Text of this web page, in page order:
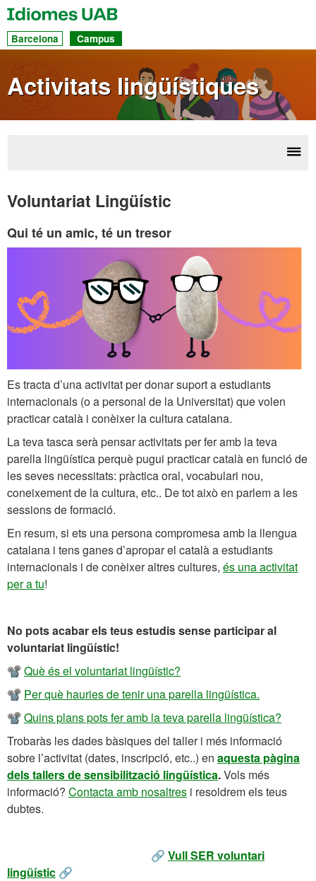
UAB
Barcelona Campus
Activitats lingüístiques
Voluntariat Lingüístic
Qui té un amic, té un tresor
Es tracta d’una activitat per donar suport a estudiants
internacionals (o a personal de la Universitat) que volen
practicar català i conèixer la cultura catalana.
La teva tasca serà pensar activitats per fer amb la teva
parella lingüística perquè pugui practicar català en funció de
les seves necessitats: pràctica oral, vocabulari nou,
coneixement de la cultura, etc.. De tot això en parlem a les
sessions de formació.
En resum, si ets una persona compromesa amb la llengua
catalana i tens ganes d’apropar el català a estudiants
internacionals i de conèixer altres cultures, és una activitat
per a tu!
No pots acabar els teus estudis sense participar al
voluntariat lingüístic!
📽 Què és el voluntariat lingüístic?
📽 Per què hauries de tenir una parella lingüística.
📽 Quins plans pots fer amb la teva parella lingüística?
Trobaràs les dades bàsiques del taller i més informació
sobre l’activitat (dates, inscripció, etc..) en aquesta pàgina
dels tallers de sensibilització lingüística.Vols més
informació? Contacta amb nosaltres i resoldrem els teus
dubtes.
🔗 Vull SER voluntari
lingüístic 🔗